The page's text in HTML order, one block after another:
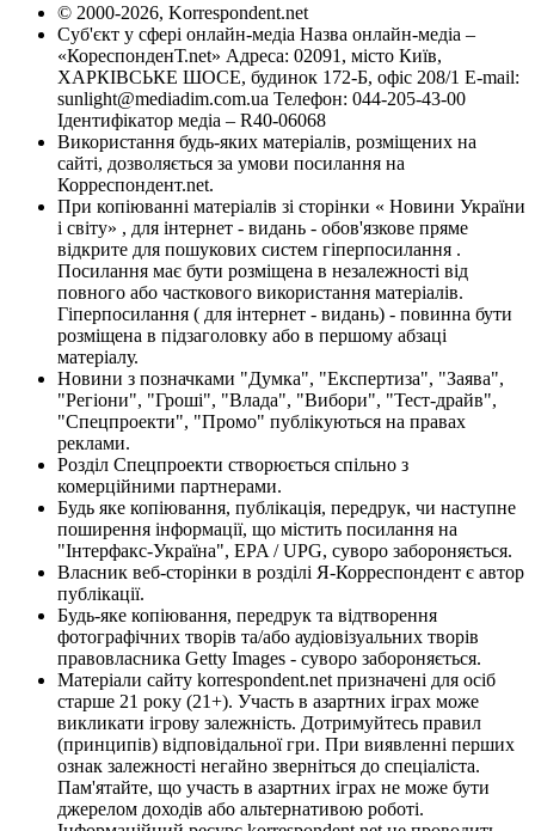
© 2000-2026, Korrespondent.net
Суб'єкт у сфері онлайн-медіа Назва онлайн-медіа –
«КореспонденТ.net» Адреса: 02091, місто Київ,
ХАРКІВСЬКЕ ШОСЕ, будинок 172-Б, офіс 208/1 E-mail:
sunlight@mediadim.com.ua Телефон: 044-205-43-00
Ідентифікатор медіа – R40-06068
Використання будь-яких матеріалів, розміщених на
сайті, дозволяється за умови посилання на
Корреспондент.net.
При копіюванні матеріалів зі сторінки « Новини України
і світу» , для інтернет - видань - обов'язкове пряме
відкрите для пошукових систем гіперпосилання .
Посилання має бути розміщена в незалежності від
повного або часткового використання матеріалів.
Гіперпосилання ( для інтернет - видань) - повинна бути
розміщена в підзаголовку або в першому абзаці
матеріалу.
Новини з позначками "Думка", "Експертиза", "Заява",
"Регіони", "Гроші", "Влада", "Вибори", "Тест-драйв",
"Спецпроекти", "Промо" публікуються на правах
реклами.
Розділ Спецпроекти створюється спільно з
комерційними партнерами.
Будь яке копіювання, публікація, передрук, чи наступне
поширення інформації, що містить посилання на
"Інтерфакс-Україна", EPA / UPG, суворо забороняється.
Власник веб-сторінки в розділі Я-Корреспондент є автор
публікації.
Будь-яке копіювання, передрук та відтворення
фотографічних творів та/або аудіовізуальних творів
правовласника Getty Images - суворо забороняється.
Матеріали сайту korrespondent.net призначені для осіб
старше 21 року (21+). Участь в азартних іграх може
викликати ігрову залежність. Дотримуйтесь правил
(принципів) відповідальної гри. При виявленні перших
ознак залежності негайно зверніться до спеціаліста.
Пам'ятайте, що участь в азартних іграх не може бути
джерелом доходів або альтернативою роботі.